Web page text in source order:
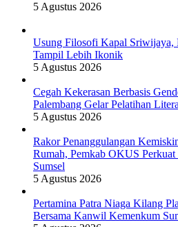
5 Agustus 2026
Usung Filosofi Kapal
Tampil Lebih Ikonik
5 Agustus 2026
Cegah Kekerasan Berbasis
Palembang Gelar Pelatihan
5 Agustus 2026
Rakor Penanggulangan
Rumah, Pemkab OKUS
Sumsel
5 Agustus 2026
Pertamina Patra Niaga Kilang
Bersama Kanwil Kemenkum